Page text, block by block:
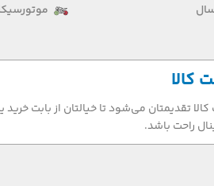
کالا
تقدیمتان می‌شود تا خیالتان از بابت خرید
راحت باشد.